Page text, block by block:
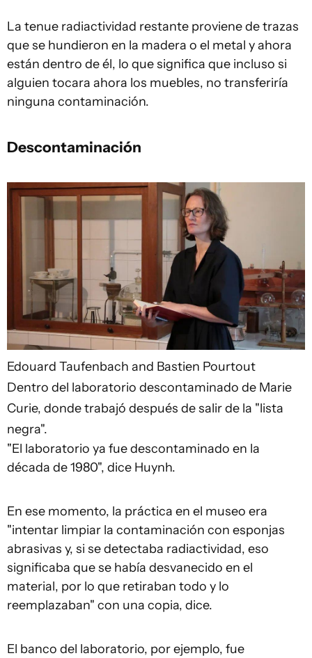
La tenue radiactividad restante proviene de trazas
que se hundieron en la madera o el metal y ahora
están dentro de él, lo que significa que incluso si
alguien tocara ahora los muebles, no transferiría
ninguna contaminación.
Descontaminación
Edouard Taufenbach and Bastien Pourtout
Dentro del laboratorio descontaminado de Marie
Curie, donde trabajó después de salir de la "lista
negra".
"El laboratorio ya fue descontaminado en la
década de 1980", dice Huynh.
En ese momento, la práctica en el museo era
"intentar limpiar la contaminación con esponjas
abrasivas y, si se detectaba radiactividad, eso
significaba que se había desvanecido en el
material, por lo que retiraban todo y lo
reemplazaban" con una copia, dice.
El banco del laboratorio, por ejemplo, fue